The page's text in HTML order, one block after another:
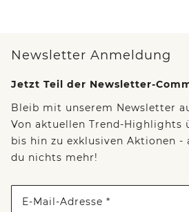
Newsletter Anmeldung
Jetzt Teil der Newsletter-
Bleib mit unserem Newsletter
Von aktuellen Trend-Highlights
bis hin zu exklusiven Aktionen -
du nichts mehr!
E-Mail-Adresse *